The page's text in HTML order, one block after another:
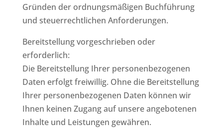
Gründen der ordnungsmäßigen Buchführung
und steuerrechtlichen Anforderungen.
Bereitstellung vorgeschrieben oder
erforderlich:
Die Bereitstellung Ihrer personenbezogenen
Daten erfolgt freiwillig. Ohne die Bereitstellung
Ihrer personenbezogenen Daten können wir
Ihnen keinen Zugang auf unsere angebotenen
Inhalte und Leistungen gewähren.